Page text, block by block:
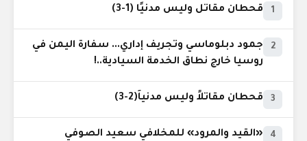
1 قحطان مقاتل وليس مدنيًا (1-3)
2
جمود دبلوماسي وتجريف إداري... سفارة اليمن في
روسيا خارج نطاق الخدمة السيادية..!
3 قحطان مقاتلاً وليس مدنياً(2-3)
4 «القيد والمرود» للمخلافي سعيد الصوفي